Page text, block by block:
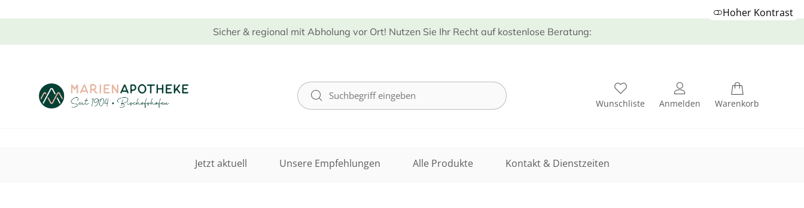
Sicher & regional mit Abholung vor Ort! Nutzen Sie Ihr Recht auf kostenlose Beratung:
Hoher Kontrast
Wunschliste Anmelden Warenkorb
Jetzt aktuell Unsere Empfehlungen Alle Produkte Kontakt & Dienstzeiten